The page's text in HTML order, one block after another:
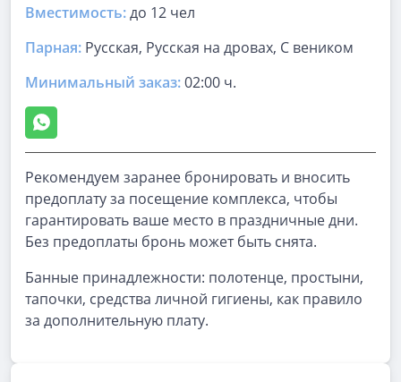
Вместимость:до 12 чел
Парная: Русская, Русская на дровах, С веником
Минимальный заказ:02:00 ч.
Рекомендуем заранее бронировать и вносить
предоплату за посещение комплекса, чтобы
гарантировать ваше место в праздничные дни.
Без предоплаты бронь может быть снята.
Банные принадлежности: полотенце, простыни,
тапочки, средства личной гигиены, как правило
за дополнительную плату.